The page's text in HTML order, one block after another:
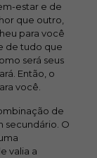
estar e de
que outro,
para você
de tudo que
será seus
Então, o
você.
de
secundário. O
valia a